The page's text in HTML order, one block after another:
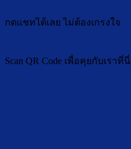
กดแชทได้เลย ไม่ต้องเกรงใจ
Scan QR Code เพื่อคุยกับเราที่นี่